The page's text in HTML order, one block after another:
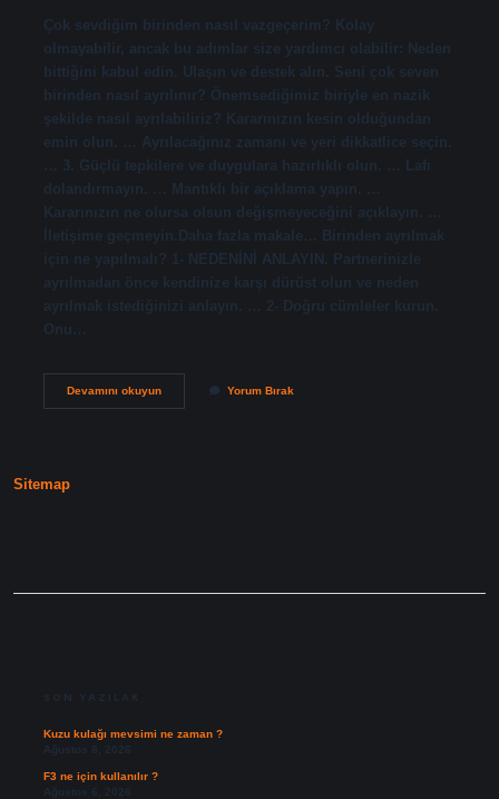
Çok sevdiğim birinden nasıl vazgeçerim? Kolay
olmayabilir, ancak bu adımlar size yardımcı olabilir: Neden
bittiğini kabul edin. Ulaşın ve destek alın. Seni çok seven
birinden nasıl ayrılınır? Önemsediğimiz biriyle en nazik
şekilde nasıl ayrılabiliriz? Kararınızın kesin olduğundan
emin olun. … Ayrılacağınız zamanı ve yeri dikkatlice seçin.
… 3. Güçlü tepkilere ve duygulara hazırlıklı olun. … Lafı
dolandırmayın. … Mantıklı bir açıklama yapın. …
Kararınızın ne olursa olsun değişmeyeceğini açıklayın. …
İletişime geçmeyin.Daha fazla makale… Birinden ayrılmak
için ne yapılmalı? 1- NEDENİNİ ANLAYIN. Partnerinizle
ayrılmadan önce kendinize karşı dürüst olun ve neden
ayrılmak istediğinizi anlayın. … 2- Doğru cümleler kurun.
Onu…
Devamını okuyunÇok
Yorum Bırak
Sitemap
SON YAZILAR
Kuzu kulağı mevsimi ne zaman ?
Ağustos 8, 2026
F3 ne için kullanılır ?
Ağustos 6, 2026